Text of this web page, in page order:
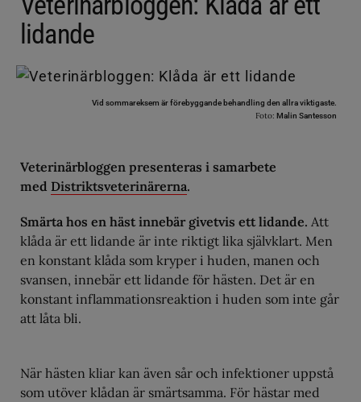
lidande
Vid sommareksem är förebyggande behandling den allra viktigaste.
Foto: Malin Santesson
Veterinärbloggen presenteras i samarbete
med Distriktsveterinärerna.
Smärta hos en häst innebär givetvis ett lidande. Att
klåda är ett lidande är inte riktigt lika självklart. Men
en konstant klåda som kryper i huden, manen och
svansen, innebär ett lidande för hästen. Det är en
konstant inflammationsreaktion i huden som inte går
att låta bli.
När hästen kliar kan även sår och infektioner uppstå
som utöver klådan är smärtsamma. För hästar med